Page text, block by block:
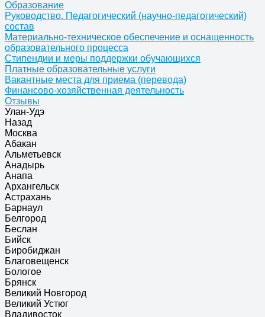
Образование
Руководство. Педагогический (научно-педагогический)
состав
Материально-техническое обеспечение и оснащенность
образовательного процесса
Стипендии и меры поддержки обучающихся
Платные образовательные услуги
Вакантные места для приема (перевода)
Финансово-хозяйственная деятельность
Отзывы
Улан-Удэ
Назад
Москва
Абакан
Альметьевск
Анадырь
Анапа
Архангельск
Астрахань
Барнаул
Белгород
Беслан
Бийск
Биробиджан
Благовещенск
Бологое
Брянск
Великий Новгород
Великий Устюг
Владивосток